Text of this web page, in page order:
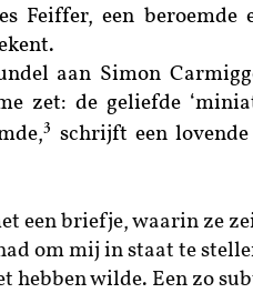
Feiffer, een beroemde
aan Simon
zet: de geliefde
3 schrijft een lovende
een briefje, waarin ze
om mij in staat te
hebben wilde. Een zo